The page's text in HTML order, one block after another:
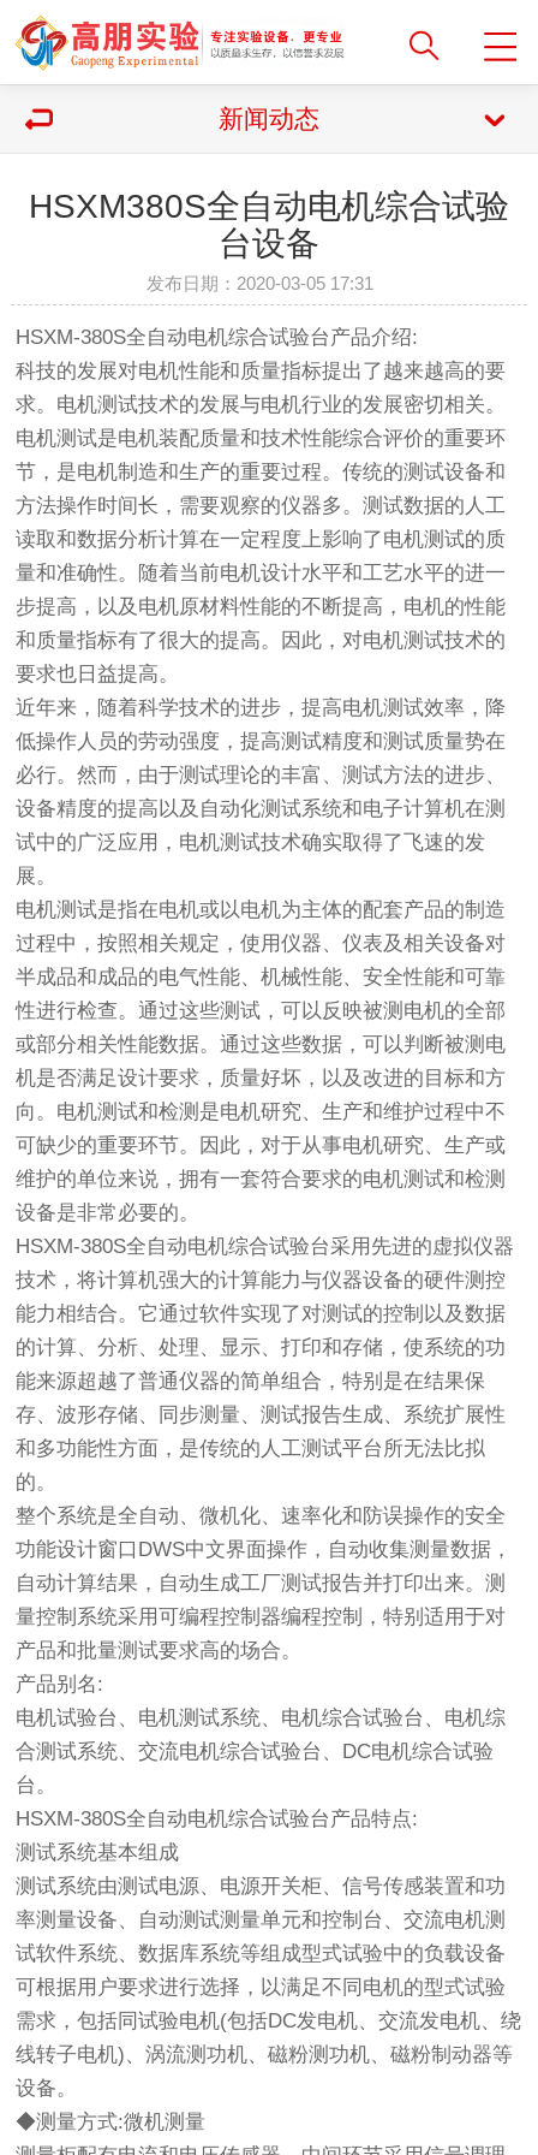
新闻动态
HSXM380S全自动电机综合试验
台设备
发布日期：2020-03-05 17:31
HSXM-380S全自动电机综合试验台产品介绍:
科技的发展对电机性能和质量指标提出了越来越高的要
求。电机测试技术的发展与电机行业的发展密切相关。
电机测试是电机装配质量和技术性能综合评价的重要环
节，是电机制造和生产的重要过程。传统的测试设备和
方法操作时间长，需要观察的仪器多。测试数据的人工
读取和数据分析计算在一定程度上影响了电机测试的质
量和准确性。随着当前电机设计水平和工艺水平的进一
步提高，以及电机原材料性能的不断提高，电机的性能
和质量指标有了很大的提高。因此，对电机测试技术的
要求也日益提高。
近年来，随着科学技术的进步，提高电机测试效率，降
低操作人员的劳动强度，提高测试精度和测试质量势在
必行。然而，由于测试理论的丰富、测试方法的进步、
设备精度的提高以及自动化测试系统和电子计算机在测
试中的广泛应用，电机测试技术确实取得了飞速的发
展。
电机测试是指在电机或以电机为主体的配套产品的制造
过程中，按照相关规定，使用仪器、仪表及相关设备对
半成品和成品的电气性能、机械性能、安全性能和可靠
性进行检查。通过这些测试，可以反映被测电机的全部
或部分相关性能数据。通过这些数据，可以判断被测电
机是否满足设计要求，质量好坏，以及改进的目标和方
向。电机测试和检测是电机研究、生产和维护过程中不
可缺少的重要环节。因此，对于从事电机研究、生产或
维护的单位来说，拥有一套符合要求的电机测试和检测
设备是非常必要的。
HSXM-380S全自动电机综合试验台采用先进的虚拟仪器
技术，将计算机强大的计算能力与仪器设备的硬件测控
能力相结合。它通过软件实现了对测试的控制以及数据
的计算、分析、处理、显示、打印和存储，使系统的功
能来源超越了普通仪器的简单组合，特别是在结果保
存、波形存储、同步测量、测试报告生成、系统扩展性
和多功能性方面，是传统的人工测试平台所无法比拟
的。
整个系统是全自动、微机化、速率化和防误操作的安全
功能设计窗口DWS中文界面操作，自动收集测量数据，
自动计算结果，自动生成工厂测试报告并打印出来。测
量控制系统采用可编程控制器编程控制，特别适用于对
产品和批量测试要求高的场合。
产品别名:
电机试验台、电机测试系统、电机综合试验台、电机综
合测试系统、交流电机综合试验台、DC电机综合试验
台。
HSXM-380S全自动电机综合试验台产品特点:
测试系统基本组成
测试系统由测试电源、电源开关柜、信号传感装置和功
率测量设备、自动测试测量单元和控制台、交流电机测
试软件系统、数据库系统等组成型式试验中的负载设备
可根据用户要求进行选择，以满足不同电机的型式试验
需求，包括同试验电机(包括DC发电机、交流发电机、绕
线转子电机)、涡流测功机、磁粉测功机、磁粉制动器等
设备。
◆测量方式:微机测量